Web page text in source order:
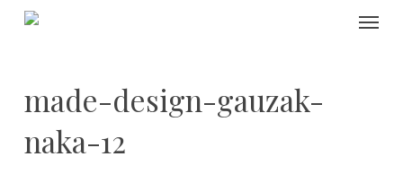
Skip
made-design-gauzak-
naka-12